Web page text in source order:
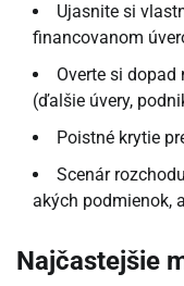
Ujasnite si
financovanom
Overte si
(ďalšie úvery,
Poistné krytie
Scenár
akých podmienok,
Najčastejšie